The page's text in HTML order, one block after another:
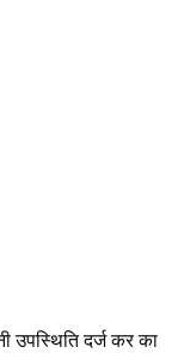
उपस्थिति दर्ज कर का